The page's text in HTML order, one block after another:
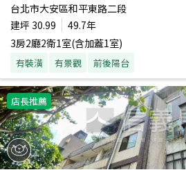
台北市大安區和平東路二段
建坪 30.99
49.7年
3房2廳2衛1室(含加蓋1室)
有裝潢 有景觀 前後陽台
店長推薦